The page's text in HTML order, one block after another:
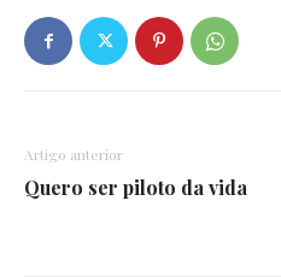
Artigo anterior
Quero ser piloto da vida